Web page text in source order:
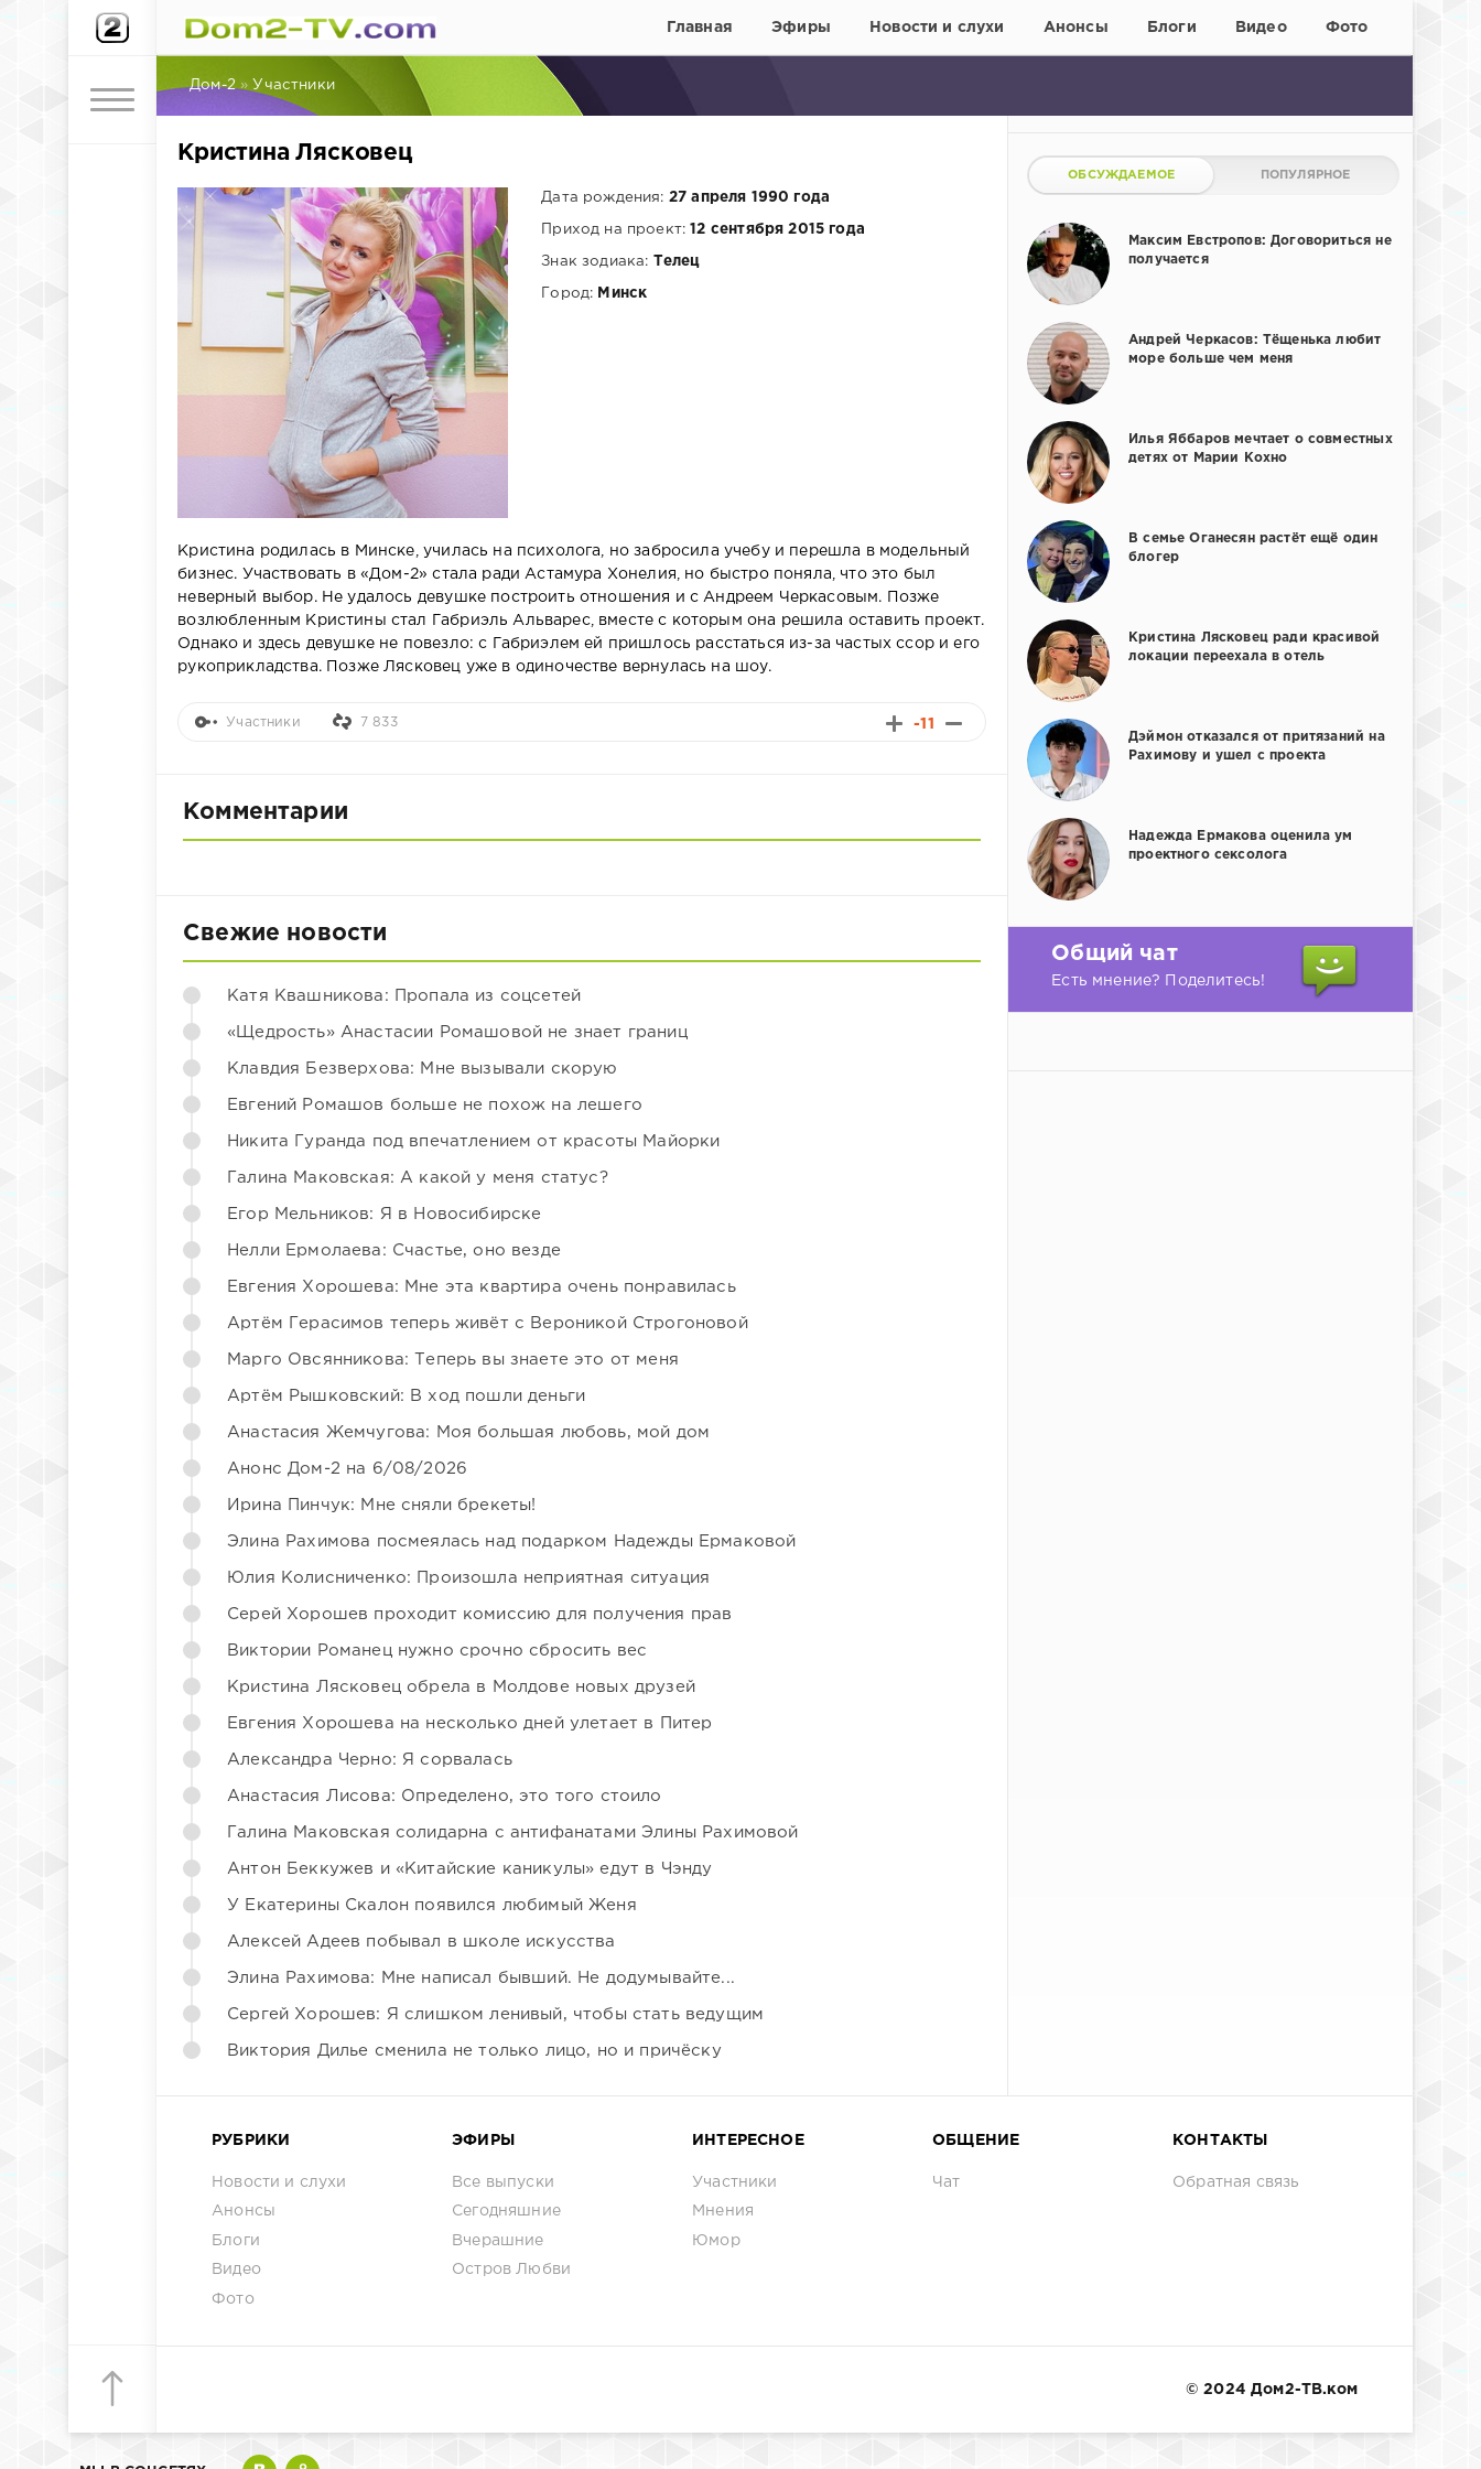
Главная Эфиры Новости и слухи Анонсы Блоги Видео Фото
Дом-2 » Участники
Кристина Лясковец
Дата рождения: 27 апреля 1990 года
Приход на проект:12 сентября 2015 года
Знак зодиака: Телец
Город: Минск
Кристина родилась в Минске, училась на психолога, но забросила учебу и перешла в модельный
бизнес. Участвовать в «Дом-2» стала ради Астамура Хонелия, но быстро поняла, что это был
неверный выбор. Не удалось девушке построить отношения и с Андреем Черкасовым. Позже
возлюбленным Кристины стал Габриэль Альварес, вместе с которым она решила оставить проект.
Однако и здесь девушке не повезло: с Габриэлем ей пришлось расстаться из-за частых ссор и его
рукоприкладства. Позже Лясковец уже в одиночестве вернулась на шоу.
-11
Участники 7 833
Комментарии
Свежие новости
Катя Квашникова: Пропала из соцсетей
«Щедрость» Анастасии Ромашовой не знает границ
Клавдия Безверхова: Мне вызывали скорую
Евгений Ромашов больше не похож на лешего
Никита Гуранда под впечатлением от красоты Майорки
Галина Маковская: А какой у меня статус?
Егор Мельников: Я в Новосибирске
Нелли Ермолаева: Счастье, оно везде
Евгения Хорошева: Мне эта квартира очень понравилась
Артём Герасимов теперь живёт с Вероникой Строгоновой
Марго Овсянникова: Теперь вы знаете это от меня
Артём Рышковский: В ход пошли деньги
Анастасия Жемчугова: Моя большая любовь, мой дом
Анонс Дом-2 на 6/08/2026
Ирина Пинчук: Мне сняли брекеты!
Элина Рахимова посмеялась над подарком Надежды Ермаковой
Юлия Колисниченко: Произошла неприятная ситуация
Серей Хорошев проходит комиссию для получения прав
Виктории Романец нужно срочно сбросить вес
Кристина Лясковец обрела в Молдове новых друзей
Евгения Хорошева на несколько дней улетает в Питер
Александра Черно: Я сорвалась
Анастасия Лисова: Определено, это того стоило
Галина Маковская солидарна с антифанатами Элины Рахимовой
Антон Беккужев и «Китайские каникулы» едут в Чэнду
У Екатерины Скалон появился любимый Женя
Алексей Адеев побывал в школе искусства
Элина Рахимова: Мне написал бывший. Не додумывайте...
Сергей Хорошев: Я слишком ленивый, чтобы стать ведущим
Виктория Дилье сменила не только лицо, но и причёску
ОБСУЖДАЕМОЕ ПОПУЛЯРНОЕ
Максим Евстропов: Договориться не
получается
Андрей Черкасов: Тёщенька любит
море больше чем меня
Илья Яббаров мечтает о совместных
детях от Марии Кохно
В семье Оганесян растёт ещё один
блогер
Кристина Лясковец ради красивой
локации переехала в отель
Дэймон отказался от притязаний на
Рахимову и ушел с проекта
Надежда Ермакова оценила ум
проектного сексолога
Общий чат
Есть мнение? Поделитесь!
РУБРИКИ
Новости и слухи
Анонсы
Блоги
Видео
Фото
ЭФИРЫ
Все выпуски
Сегодняшние
Вчерашние
Остров Любви
ИНТЕРЕСНОЕ
Участники
Мнения
Юмор
ОБЩЕНИЕ
Чат
КОНТАКТЫ
Обратная связь
© 2024 Дом2-ТВ.ком